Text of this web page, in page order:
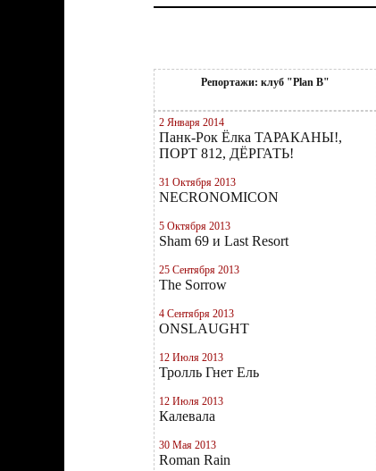
Репортажи: клуб "Plan B"
2 Января 2014
Панк-Рок Ёлка ТАРАКАНЫ!,
ПОРТ 812, ДЁРГАТЬ!
31 Октября 2013
NECRONOMICON
5 Октября 2013
Sham 69 и Last Resort
25 Сентября 2013
The Sorrow
4 Сентября 2013
ONSLAUGHT
12 Июля 2013
Тролль Гнет Ель
12 Июля 2013
Калевала
30 Мая 2013
Roman Rain